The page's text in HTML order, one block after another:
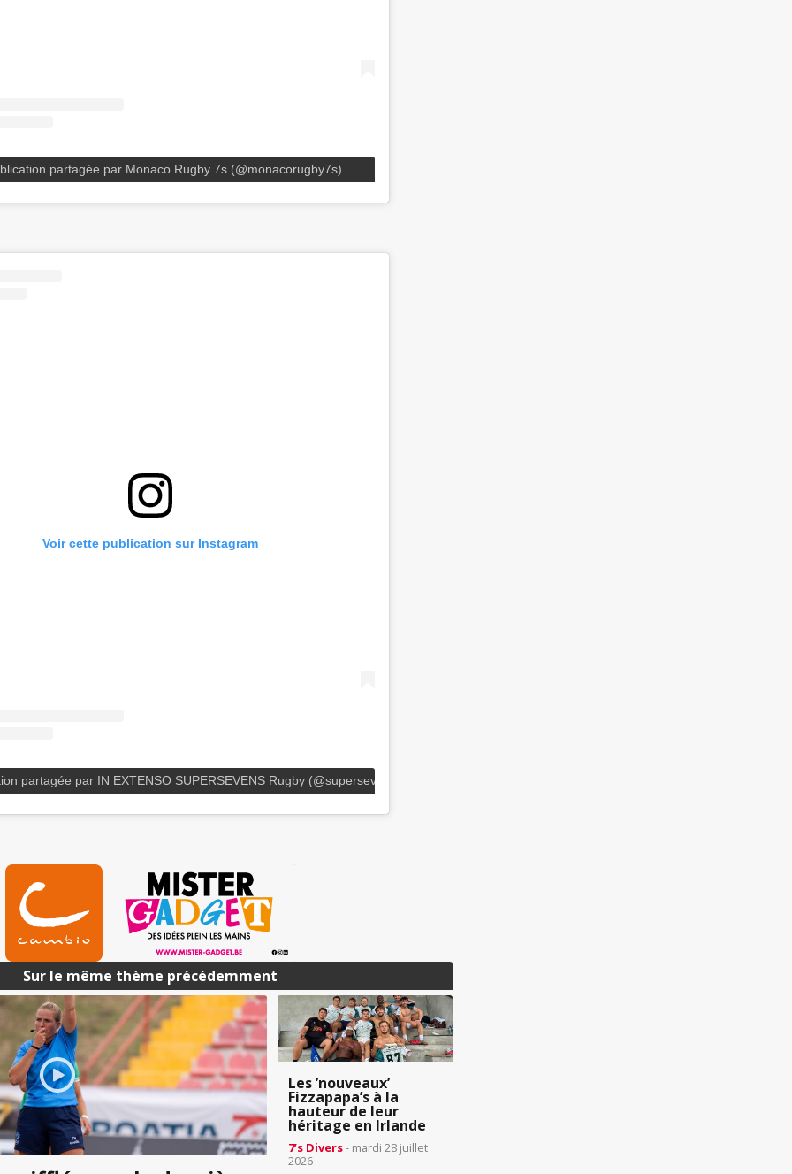
partagée par Monaco Rugby 7s (@monacorugby7s)
Voir cette publication sur Instagram
partagée par IN EXTENSO SUPERSEVENS Rugby (@supersevensrugby)
Sur le même thème précédemment
Les ’nouveaux’
Fizzapapa’s à la
hauteur de leur
héritage en Irlande
7’s Divers- mardi 28 juillet
2026